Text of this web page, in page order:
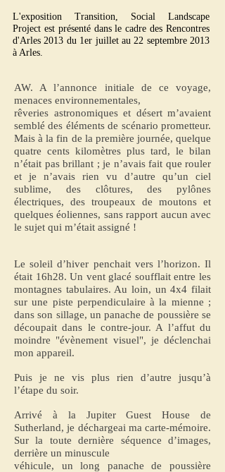
L'exposition Transition, Social Landscape
Project est présenté dans le cadre des Rencontres
d'Arles 2013 du 1er juillet au 22 septembre 2013
à Arles.
AW. A l’annonce initiale de ce voyage,
menaces environnementales,
rêveries astronomiques et désert m’avaient
semblé des éléments de scénario prometteur.
Mais à la fin de la première journée, quelque
quatre cents kilomètres plus tard, le bilan
n’était pas brillant ; je n’avais fait que rouler
et je n’avais rien vu d’autre qu’un ciel
sublime, des clôtures, des pylônes
électriques, des troupeaux de moutons et
quelques éoliennes, sans rapport aucun avec
le sujet qui m’était assigné !
Le soleil d’hiver penchait vers l’horizon. Il
était 16h28. Un vent glacé soufflait entre les
montagnes tabulaires. Au loin, un 4x4 filait
sur une piste perpendiculaire à la mienne ;
dans son sillage, un panache de poussière se
découpait dans le contre-jour. A l’affut du
moindre "évènement visuel", je déclenchai
mon appareil.
Puis je ne vis plus rien d’autre jusqu’à
l’étape du soir.
Arrivé à la Jupiter Guest House de
Sutherland, je déchargeai ma carte-mémoire.
Sur la toute dernière séquence d’images,
derrière un minuscule
véhicule, un long panache de poussière